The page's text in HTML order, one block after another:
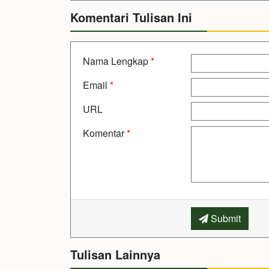
Komentari Tulisan Ini
Nama Lengkap*
Email *
URL
Komentar*
Submit
Tulisan Lainnya